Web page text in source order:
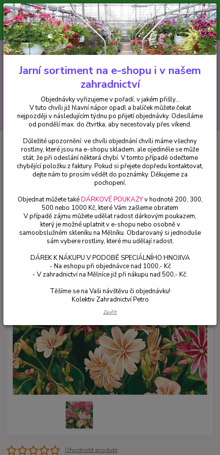
Minimální hodnota pro odeslání z e-shopu je 300 Kč.
V tuto chvíli již hlavní nápor objednávek opadl a balíček můžete čekat
nejpozději v následujícím týdnu po přijetí objednávky. Objednávky
vyřizujeme v pořadí, v jakém přišly...
CZK
Hledat
+420 602 223 614 0ks
za0 Kč
Trvalky Levisie (Lewisia Cotyledon Regenbogen) - cena na prodejně
Levisie (Lewisia Cotyledon
Regenbogen) - cena na prodejně
Ohodnotit produkt
Jarní sortiment na e-shopu i v našem
zahradnictví
Objednávky vyřizujeme v pořadí, v jakém přišly...
V tuto chvíli již hlavní nápor opadl a balíček můžete čekat
nejpozději v následujícím týdnu po přijetí objednávky. Odesíláme
od pondělí max. do čtvrtka, aby necestovaly přes víkend.
Důležité upozornění: ve chvíli objednání chvíli máme všechny
rostliny, které jsou na e-shopu skladem, ale ojediněle se může
stát, že při odeslání některá chybí. V tomto případě odečteme
chybějící položku z faktury. Pokud si přejete dopředu kontaktovat,
dejte nám to prosím vědět do poznámky. Děkujeme za
pochopení.
Objednat můžete takéDÁRKOVÉ POUKAZYv hodnotě 200, 300,
500 nebo 1000 Kč, které Vám zašleme obratem
V případě zájmu můžete udělat radost dárkovým poukazem,
který je možné uplatnit v e-shopu nebo osobně v
samoobslužném skleníku na Mělníku. Obdarovaný si jednoduše
sám vybere rostliny, které mu udělají radost.
DÁREK K NÁKUPU V PODOBĚ SPECIÁLNÍHO HNOJIVA
- Na eshopu při objednávce nad 1000,- Kč
- V zahradnictví na Mělníce již při nákupu nad 500,- Kč.
Těšíme se na Vaši návštěvu či objednávku!
Kolektiv Zahradnictví Petro
Zavřít